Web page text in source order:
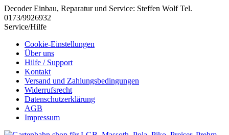
Decoder Einbau, Reparatur und Service: Steffen Wolf Tel.
0173/9926932
Service/Hilfe
Cookie-Einstellungen
Über uns
Hilfe / Support
Kontakt
Versand und Zahlungsbedingungen
Widerrufsrecht
Datenschutzerklärung
AGB
Impressum